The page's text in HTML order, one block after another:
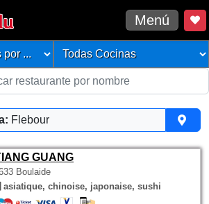
Menú
Flebour
GUANG
Boulaide
asiatique, chinoise, japonaise, sushi